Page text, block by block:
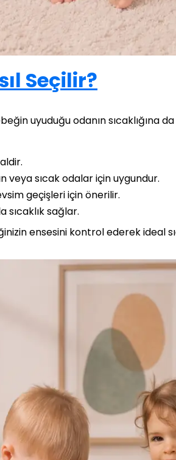
Seçilir?
uyuduğu odanın sıcaklığına
veya sıcak odalar için uygundur.
geçişleri için önerilir.
sıcaklık sağlar.
ensesini kontrol ederek ideal